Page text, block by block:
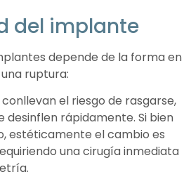
del implante
depende de la forma en
ruptura:
el riesgo de rasgarse,
desinflen rápidamente. Si bien
estéticamente el cambio es
una cirugía inmediata